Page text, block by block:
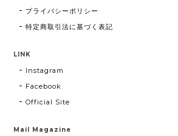
プライバシーポリシー
特定商取引法に基づく表記
LINK
Instagram
Facebook
Official Site
Mail Magazine